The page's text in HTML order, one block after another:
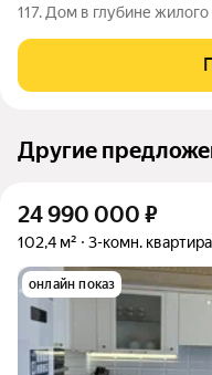
117. Дом в глубине
транспортной развязкой.
сады № 186, 254, 197,
Другие
24 990 000 ₽
102,4 м² 3-комн. квартира
онлайн показ